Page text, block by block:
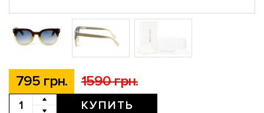
795 грн. 1590 грн.
КУПИТЬ